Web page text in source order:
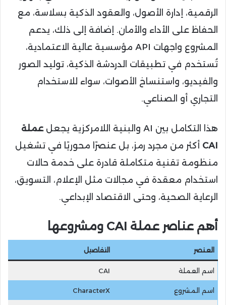
الرقمية، إدارة الأصول، والعقود الذكية بسلاسة، مع
الحفاظ على الأداء والأمان. إضافة إلى ذلك، يدعم
المشروع واجهات API مؤسسية عالية الاعتمادية،
تُستخدم في تطبيقات الدردشة الذكية، توليد الصور
والفيديو، واستنساخ الأصوات، سواء للاستخدام
التجاري أو الصناعي.
هذا التكامل بين AI والبنية اللامركزية يجعل
عملة
CAI أكثر من مجرد رمز، بل عنصرًا محوريًا في تشغيل
منظومة تقنية متكاملة قادرة على خدمة حالات
استخدام معقدة في مجالات مثل الإعلام، التسويق،
الرعاية الصحية، وحتى الاقتصاد الإبداعي.
أهم عناصر عملة CAI ومشروعها
العنصر التفاصيل
اسم العملة CAI
اسم المشروع CharacterX